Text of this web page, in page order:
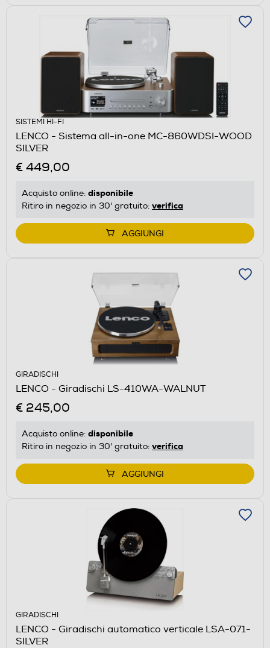
SISTEMI HI-FI
LENCO - Sistema all-in-one MC-860WDSI-WOOD
SILVER
€ 449,00
Acquisto online: disponibile
Ritiro in negozio in 30' gratuito: verifica
AGGIUNGI
GIRADISCHI
LENCO - Giradischi LS-410WA-WALNUT
€ 245,00
Acquisto online: disponibile
Ritiro in negozio in 30' gratuito: verifica
AGGIUNGI
GIRADISCHI
LENCO - Giradischi automatico verticale LSA-071-
SILVER